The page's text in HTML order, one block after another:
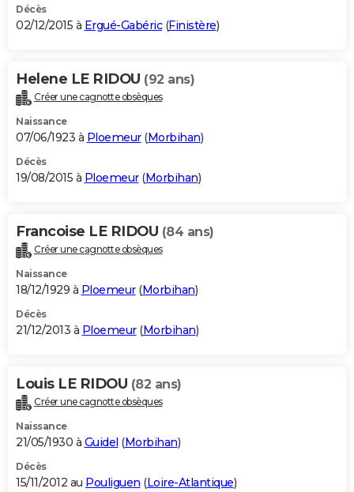
Décès
02/12/2015 à Ergué-Gabéric(Finistère)
Helene LE RIDOU (92 ans)
Créer une cagnotte obsèques
Naissance
07/06/1923 à Ploemeur(Morbihan)
Décès
19/08/2015 à Ploemeur(Morbihan)
Francoise LE RIDOU (84 ans)
Créer une cagnotte obsèques
Naissance
18/12/1929 à Ploemeur(Morbihan)
Décès
21/12/2013 à Ploemeur(Morbihan)
Louis LE RIDOU (82 ans)
Créer une cagnotte obsèques
Naissance
21/05/1930 à Guidel (Morbihan)
Décès
15/11/2012 au Pouliguen (Loire-Atlantique)